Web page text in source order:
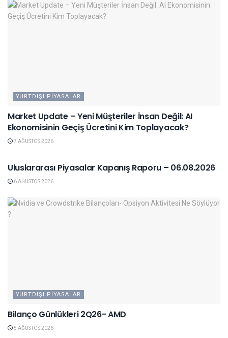
YURTDIŞI PIYASALAR
Market Update – Yeni Müşteriler İnsan Değil: AI
Ekonomisinin Geçiş Ücretini Kim Toplayacak?
7 AĞUSTOS 2026
Uluslararası Piyasalar Kapanış Raporu – 06.08.2026
6 AĞUSTOS 2026
YURTDIŞI PIYASALAR
Bilanço Günlükleri 2Q26- AMD
5 AĞUSTOS 2026